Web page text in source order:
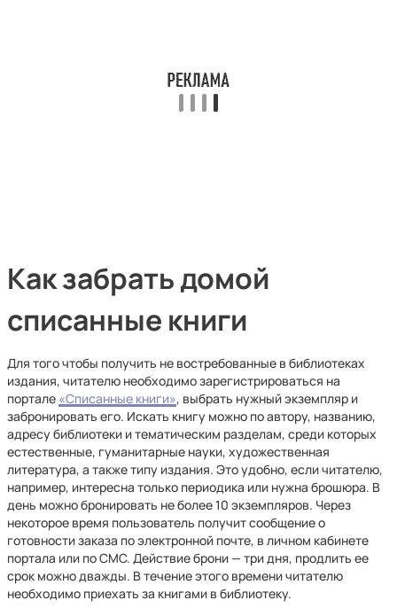
Как забрать домой
списанные книги
Для того чтобы получить не востребованные в библиотеках
издания, читателю необходимо зарегистрироваться на
портале «Списанные книги», выбрать нужный экземпляр и
забронировать его. Искать книгу можно по автору, названию,
адресу библиотеки и тематическим разделам, среди которых
естественные, гуманитарные науки, художественная
литература, а также типу издания. Это удобно, если читателю,
например, интересна только периодика или нужна брошюра. В
день можно бронировать не более 10 экземпляров. Через
некоторое время пользователь получит сообщение о
готовности заказа по электронной почте, в личном кабинете
портала или по СМС. Действие брони — три дня, продлить ее
срок можно дважды. В течение этого времени читателю
необходимо приехать за книгами в библиотеку.